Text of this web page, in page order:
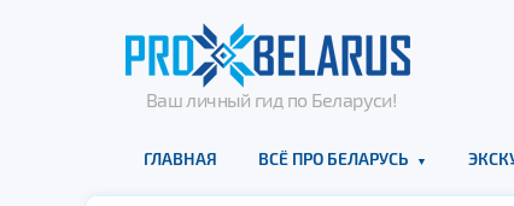
Ваш личный гид по Беларуси!
ГЛАВНАЯ ВСЁ ПРО БЕЛАРУСЬ